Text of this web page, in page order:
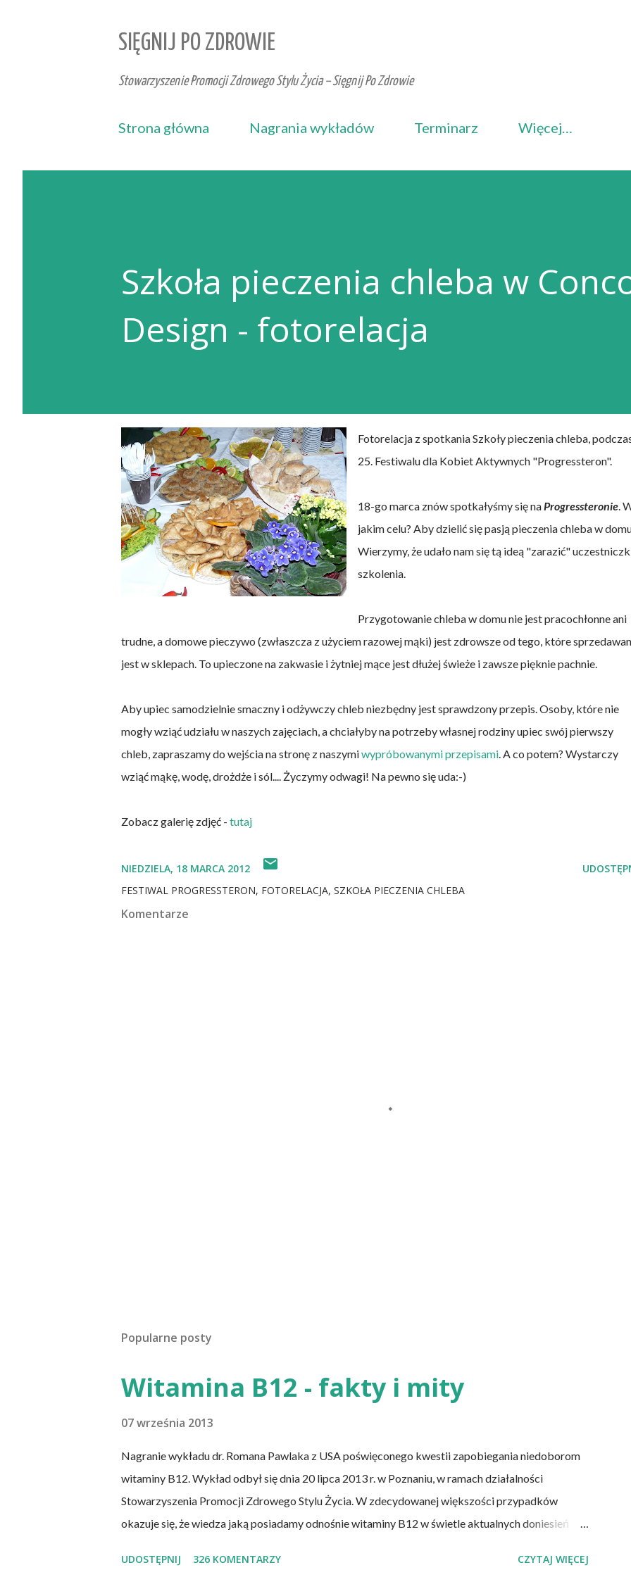
SIĘGNIJ PO ZDROWIE
Stowarzyszenie Promocji Zdrowego Stylu Życia – Sięgnij Po Zdrowie
Strona główna Nagrania wykładów Terminarz Więcej…
Szkoła pieczenia chleba w
Design - fotorelacja
Fotorelacja z spotkania Szkoły pieczenia chleba,
25. Festiwalu dla Kobiet Aktywnych "Progressteron".
18-go marca znów spotkałyśmy się naProgressteronie.
jakim celu? Aby dzielić się pasją pieczenia chleba w
Wierzymy, że udało nam się tą ideą "zarazić"
szkolenia.
Przygotowanie chleba w domu nie jest pracochłonne ani
trudne, a domowe pieczywo (zwłaszcza z użyciem razowej mąki) jest zdrowsze od tego, które
jest w sklepach. To upieczone na zakwasie i żytniej mące jest dłużej świeże i zawsze pięknie pachnie.
Aby upiec samodzielnie smaczny i odżywczy chleb niezbędny jest sprawdzony przepis. Osoby, które nie
mogły wziąć udziału w naszych zajęciach, a chciałyby na potrzeby własnej rodziny upiec swój pierwszy
chleb, zapraszamy do wejścia na stronę z naszymiwypróbowanymi przepisami. A co potem? Wystarczy
wziąć mąkę, wodę, drożdże i sól.... Życzymy odwagi! Na pewno się uda:-)
Zobacz galerię zdjęć - tutaj
NIEDZIELA, 18 MARCA 2012
FESTIWAL PROGRESSTERON FOTORELACJA SZKOŁA PIECZENIA CHLEBA
Komentarze
Popularne posty
Witamina B12 - fakty i mity
07 września 2013
Nagranie wykładu dr. Romana Pawlaka z USA poświęconego kwestii zapobiegania niedoborom
witaminy B12. Wykład odbył się dnia 20 lipca 2013 r. w Poznaniu, w ramach działalności
Stowarzyszenia Promocji Zdrowego Stylu Życia. W zdecydowanej większości przypadków
okazuje się, że wiedza jaką posiadamy odnośnie witaminy B12 w świetle aktualnych doniesień
świecie. W grupie osób narażonych na jej niedobór znajdują się miedzy innymi weganie (ludzie,
UDOSTĘPNIJ 326 KOMENTARZY CZYTAJ WIĘCEJ